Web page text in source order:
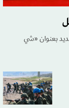
بعنوان «شي